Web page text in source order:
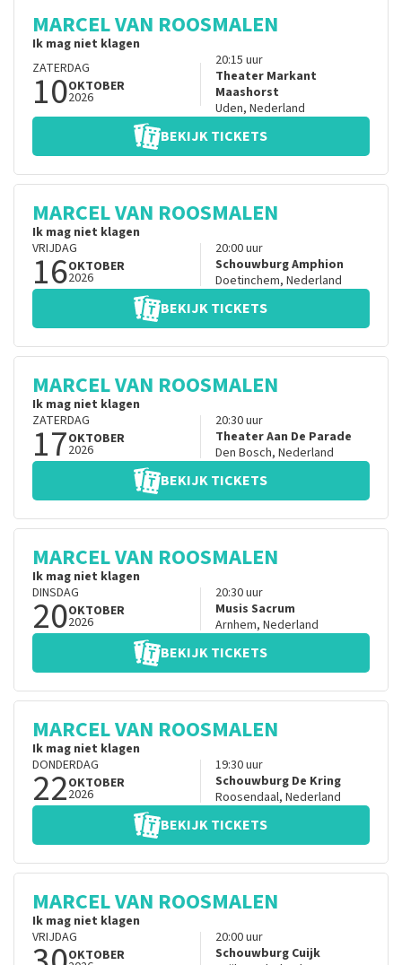
MARCEL VAN ROOSMALEN
Ik mag niet klagen
ZATERDAG
10OKTOBER
2026
20:15 uur
Theater Markant
Maashorst
Uden, Nederland
BEKIJK TICKETS
MARCEL VAN ROOSMALEN
Ik mag niet klagen
VRIJDAG
16OKTOBER
2026
20:00uur
Schouwburg Amphion
Doetinchem, Nederland
BEKIJK TICKETS
MARCEL VAN ROOSMALEN
Ik mag niet klagen
ZATERDAG
17OKTOBER
2026
20:30uur
Theater Aan De Parade
Den Bosch, Nederland
BEKIJK TICKETS
MARCEL VAN ROOSMALEN
Ik mag niet klagen
DINSDAG
20OKTOBER
2026
20:30uur
Musis Sacrum
Arnhem, Nederland
BEKIJK TICKETS
MARCEL VAN ROOSMALEN
Ik mag niet klagen
DONDERDAG
22OKTOBER
2026
19:30uur
Schouwburg De Kring
Roosendaal, Nederland
BEKIJK TICKETS
MARCEL VAN ROOSMALEN
Ik mag niet klagen
VRIJDAG
OKTOBER
20:00uur
Schouwburg Cuijk